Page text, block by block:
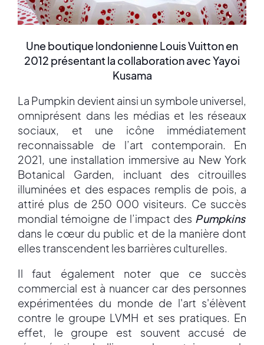
Une boutique londonienne Louis Vuitton en
2012 présentant la collaboration avec Yayoi
Kusama
La Pumpkin devient ainsi un symbole universel,
omniprésent dans les médias et les réseaux
sociaux, et une icône immédiatement
reconnaissable de l’art contemporain. En
2021, une installation immersive au New York
Botanical Garden, incluant des citrouilles
illuminées et des espaces remplis de pois, a
attiré plus de 250 000 visiteurs. Ce succès
mondial témoigne de l’impact des Pumpkins
dans le cœur du public et de la manière dont
elles transcendent les barrières culturelles.
Il faut également noter que ce succès
commercial est à nuancer car des personnes
expérimentées du monde de l'art s'élèvent
contre le groupe LVMH et ses pratiques. En
effet, le groupe est souvent accusé de